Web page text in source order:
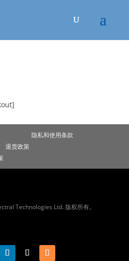
隐私和使用条款
退货政策
Technologies Ltd. 版权所有。